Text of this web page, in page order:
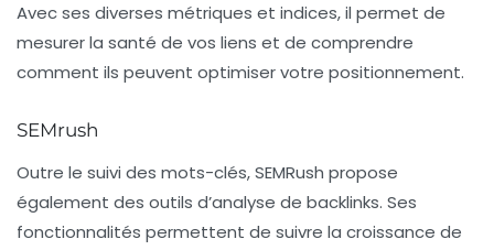
Avec ses diverses métriques et indices, il permet de
mesurer la santé de vos liens et de comprendre
comment ils peuvent optimiser votre positionnement.
SEMrush
Outre le suivi des mots-clés,SEMRush propose
également des outils d’analyse de backlinks. Ses
fonctionnalités permettent de suivre la croissance de